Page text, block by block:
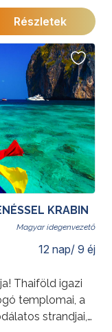
fedezheti fel a
harmóniáját.
is
az árban foglalt
feltüntetett
díja. Az
követően
kattintson ide.
Részletek
KRABIN
Magyar idegenvezető
12 nap/ 9 éj
Thaiföld igazi
templomai, a
strandjai,